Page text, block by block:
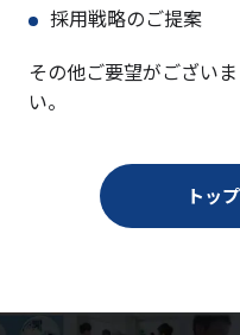
採用戦略のご提案
その他ご要望がござい
い。
トッ